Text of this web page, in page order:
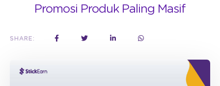
Promosi Produk Paling Masif
SHARE: